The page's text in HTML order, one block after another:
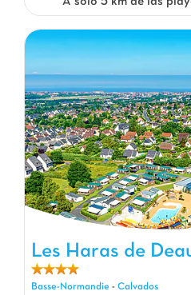
Les Haras de Deauville, Camping
Les Haras de
Basse-Normandie - Calvados